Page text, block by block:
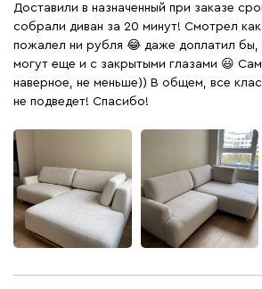
Доставили в назначенный при заказе
собрали диван за 20 минут! Смотрел
пожалел ни рубля 😂 даже доплатил бы,
могут еще и с закрытыми глазами 😃
наверное, не меньше)) В общем, все
не подведет! Спасибо!